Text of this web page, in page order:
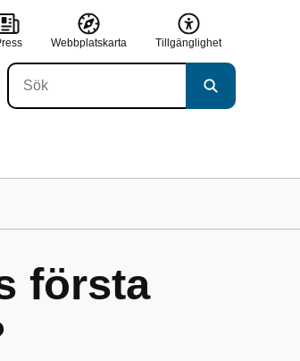
Webbplatskarta Tillgänglighet
första